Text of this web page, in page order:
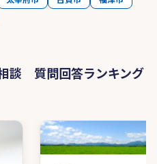
談 質問回答ランキング